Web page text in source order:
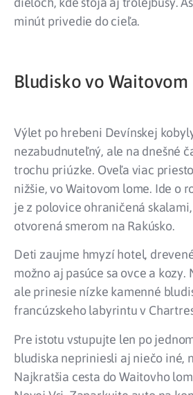
minút privedie do cieľa.
Bludisko vo
Výlet po hrebeni Devínskej
nezabudnuteľný, ale na dnešné
trochu priúzke. Oveľa viac
nižšie, vo Waitovom lome. Ide o
je z polovice ohraničená
otvorená smerom na Rakúsko.
Deti zaujme hmyzí hotel,
možno aj pasúce sa ovce a kozy.
ale prinesie nízke kamenné
francúzskeho labyrintu v
Pre istotu vstupujte len po
bludiska nepriniesli aj niečo iné,
Najkratšia cesta do Waitovho